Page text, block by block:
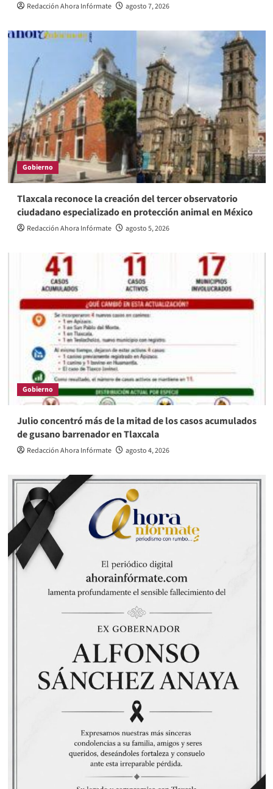
Redacción Ahora Infórmate agosto 7, 2026
Gobierno
Tlaxcala reconoce la creación del tercer observatorio
ciudadano especializado en protección animal en México
Redacción Ahora Infórmate agosto 5, 2026
Gobierno
Julio concentró más de la mitad de los casos acumulados
de gusano barrenador en Tlaxcala
Redacción Ahora Infórmate agosto 4, 2026